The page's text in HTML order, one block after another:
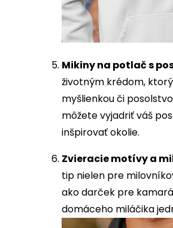
Mikiny na potlač s
životným krédom,
myšlienkou či
môžete vyjadriť váš
inšpirovať okolie.
Zvieracie motívy a
tip nielen pre
ako darček pre
domáceho miláčika